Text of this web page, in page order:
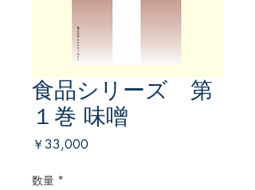
食品シリーズ 第
１巻 味噌
￥33,000価
数量 *